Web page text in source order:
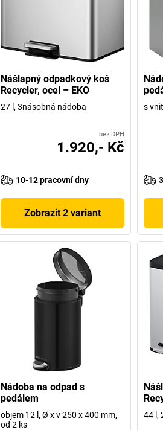
Nášlapný odpadkový koš
Recycler, ocel – EKO
27 l, 3násobná nádoba
bez DPH
1.920,- Kč
10-12 pracovní dny
Zobrazit 2 variant
s
Nádoba na odpad s
pedálem
objem 12 l, Ø x v 250 x 400 mm,
od 2 ks
44 l,